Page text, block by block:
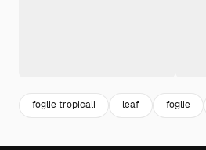
foglie tropicali leaf foglie